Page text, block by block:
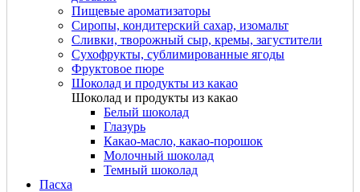
Пищевые ароматизаторы
Сиропы, кондитерский сахар, изомальт
Сливки, творожный сыр, кремы, загустители
Сухофрукты, сублимированные ягоды
Фруктовое пюре
Шоколад и продукты из какао
Шоколад и продукты из какао
Белый шоколад
Глазурь
Какао-масло, какао-порошок
Молочный шоколад
Темный шоколад
Пасха